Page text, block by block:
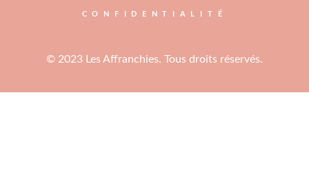
CONFIDENTIALITÉ
© 2023 Les Affranchies. Tous droits réservés.